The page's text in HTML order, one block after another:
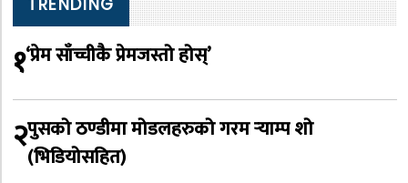
१‘प्रेम साँच्चीकै प्रेमजस्तो होस्’
२पुसको ठण्डीमा मोडलहरुको गरम र्‍याम्प शो
(भिडियोसहित)